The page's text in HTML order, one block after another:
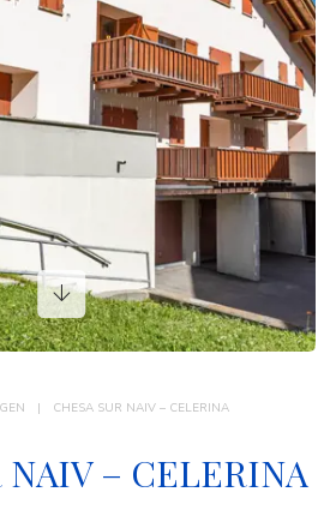
DE
Chalet Speciale
Speciale Ski School
Maloja Kulm
CHESA SUR NAIV – CELERINA
NAIV – CELERINA